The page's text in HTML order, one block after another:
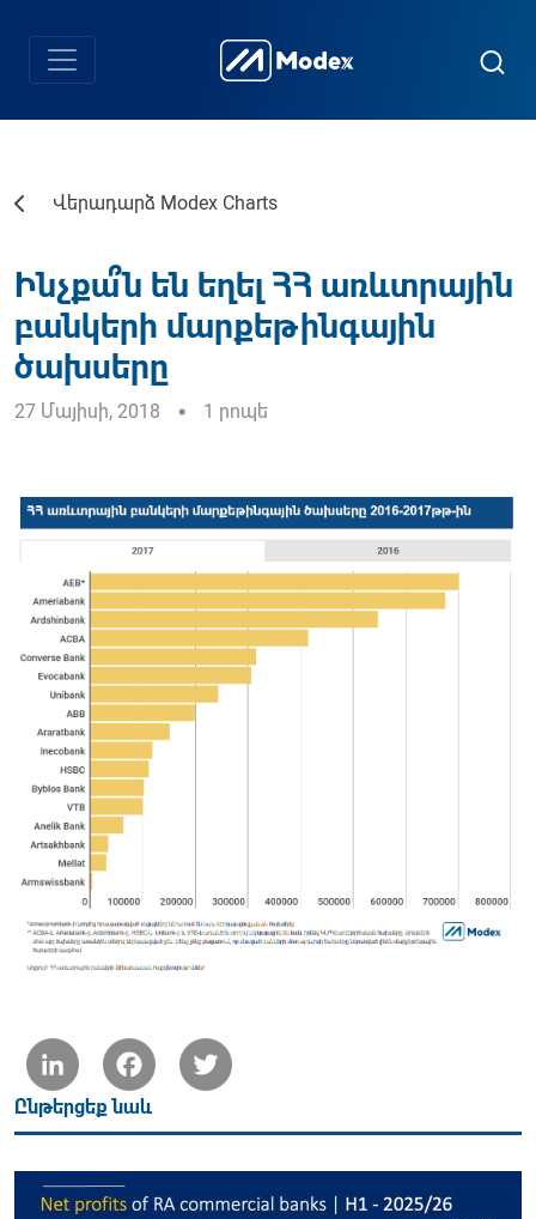
Վերադարձ Modex Charts
Ինչքա՞ն են եղել ՀՀ առևտրային
բանկերի մարքեթինգային
ծախսերը
27 Մայիսի, 2018 1 րոպե
LinkedIn Facebook
Ընթերցեք նաև